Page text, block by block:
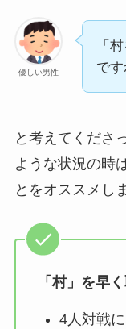
優しい男性
「
です
と考えてくださ
ような状況の時
とをオススメし
「村」を早
4人対戦